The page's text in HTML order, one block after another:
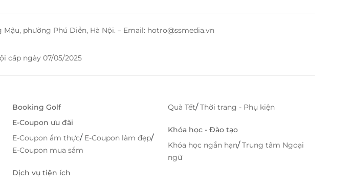
Mậu, phường Phú Diễn, Hà Nội. – Email: hotro@ssmedia.vn
cấp ngày 07/05/2025
Booking Golf
E-Coupon ưu đãi
E-Coupon ẩm thực/ E-Coupon làm đẹp/
E-Coupon mua sắm
Dịch vụ tiện ích
Quà Tết/Thời trang - Phụ kiện
Khóa học - Đào tạo
Khóa học ngắn hạn/Trung tâm Ngoại
ngữ